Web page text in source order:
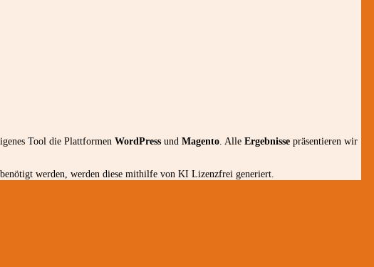
Tool die Plattformen WordPress und Magento . Alle Ergebnisse präsentieren wir
werden, werden diese mithilfe von KI Lizenzfrei generiert.